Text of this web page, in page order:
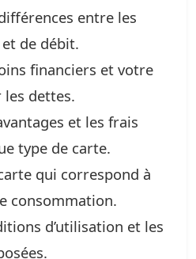
entre les
de débit.
financiers et votre
les dettes.
et les frais
type de carte.
qui correspond à
consommation.
d’utilisation et les